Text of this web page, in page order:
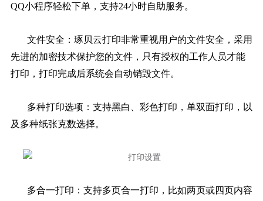
QQ小程序轻松下单，支持24小时自助服务。
文件安全：琢贝云打印非常重视用户的文件安全，采用
先进的加密技术保护您的文件，只有授权的工作人员才能
打印，打印完成后系统会自动销毁文件。
多种打印选项：支持黑白、彩色打印，单双面打印，以
及多种纸张克数选择。
多合一打印：支持多页合一打印，比如两页或四页内容